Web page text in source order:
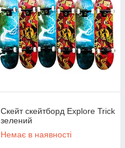
Скейт скейтборд Explore Trick
зелений
Немає в наявності